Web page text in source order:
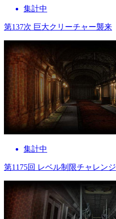
集計中
第137次 巨大クリーチャー襲来
集計中
第1175回 レベル制限チャレンジ